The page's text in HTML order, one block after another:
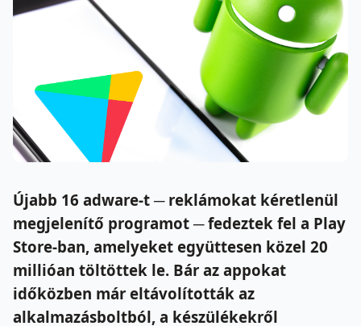
Újabb 16 adware-t ─ reklámokat kéretlenül
megjelenítő programot ─ fedeztek fel a Play
Store-ban, amelyeket együttesen közel 20
millióan töltöttek le. Bár az appokat
időközben már eltávolították az
alkalmazásboltból, a készülékekről